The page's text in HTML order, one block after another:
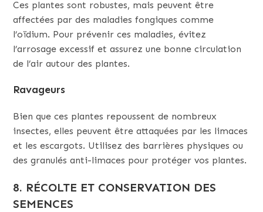
Ces plantes sont robustes, mais peuvent être
affectées par des maladies fongiques comme
l’oïdium. Pour prévenir ces maladies, évitez
l’arrosage excessif et assurez une bonne circulation
de l’air autour des plantes.
Ravageurs
Bien que ces plantes repoussent de nombreux
insectes, elles peuvent être attaquées par les limaces
et les escargots. Utilisez des barrières physiques ou
des granulés anti-limaces pour protéger vos plantes.
8. RÉCOLTE ET CONSERVATION DES
SEMENCES